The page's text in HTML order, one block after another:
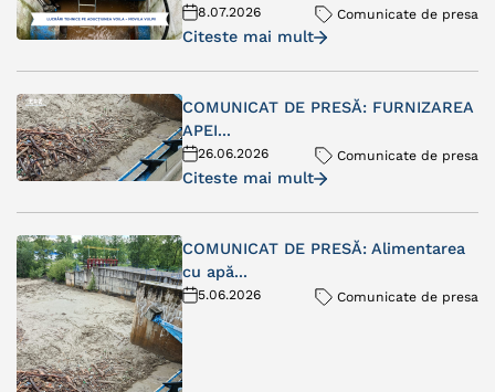
8.07.2026 Comunicate de presa
Citeste mai mult
COMUNICAT DE PRESĂ: FURNIZAREA
APEI...
26.06.2026 Comunicate de presa
Citeste mai mult
COMUNICAT DE PRESĂ: Alimentarea
cu apă...
5.06.2026 Comunicate de presa